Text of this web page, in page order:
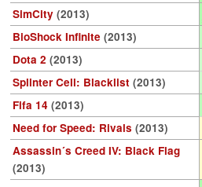
SimCity (2013)
BioShock Infinite (2013)
Dota 2 (2013)
Splinter Cell: Blacklist (2013)
Fifa 14 (2013)
Need for Speed: Rivals (2013)
Assassin´s Creed IV: Black Flag
(2013)